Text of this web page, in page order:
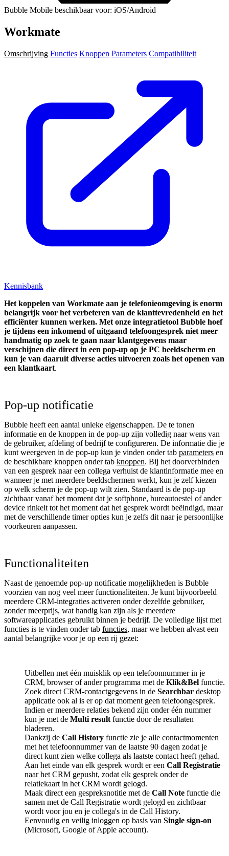
Bubble Mobile beschikbaar voor: iOS/Android
Workmate
Omschrijving Functies Knoppen Parameters Compatibiliteit
Kennisbank
Het koppelen van Workmate aan je telefonieomgeving is enorm
belangrijk voor het verbeteren van de klanttevredenheid en het
efficiënter kunnen werken. Met onze integratietool Bubble hoef
je tijdens een inkomend of uitgaand telefoongesprek niet meer
handmatig op zoek te gaan naar klantgegevens maar
verschijnen die direct in een pop-up op je PC beeldscherm en
kun je van daaruit diverse acties uitvoeren zoals het openen van
een klantkaart.
Pop-up notificatie
Bubble heeft een aantal unieke eigenschappen. De te tonen
informatie en de knoppen in de pop-up zijn volledig naar wens van
de gebruiker, afdeling of bedrijf te configureren. De informatie die je
kunt weergeven in de pop-up kun je vinden onder tab parameters en
de beschikbare knoppen onder tab knoppen. Bij het doorverbinden
van een gesprek naar een collega verhuist de klantinformatie mee en
wanneer je met meerdere beeldschermen werkt, kun je zelf kiezen
op welk scherm je de pop-up wilt zien. Standaard is de pop-up
zichtbaar vanaf het moment dat je softphone, bureautoestel of ander
device rinkelt tot het moment dat het gesprek wordt beëindigd, maar
met de verschillende timer opties kun je zelfs dit naar je persoonlijke
voorkeuren aanpassen.
Functionaliteiten
Naast de genoemde pop-up notificatie mogelijkheden is Bubble
voorzien van nog veel meer functionaliteiten. Je kunt bijvoorbeeld
meerdere CRM-integraties activeren onder dezelfde gebruiker,
zonder meerprijs, wat handig kan zijn als je meerdere
softwareapplicaties gebruikt binnen je bedrijf. De volledige lijst met
functies is te vinden onder tab functies, maar we hebben alvast een
aantal belangrijke voor je op een rij gezet:
Uitbellen met één muisklik op een telefoonnummer in je
CRM, browser of ander programma met de Klik&Bel functie.
Zoek direct CRM-contactgegevens in de Searchbar desktop
applicatie ook al is er op dat moment geen telefoongesprek.
Indien er meerdere relaties bekend zijn onder één nummer
kun je met de Multi result functie door de resultaten
bladeren.
Dankzij de Call History functie zie je alle contactmomenten
met het telefoonnummer van de laatste 90 dagen zodat je
direct kunt zien welke collega als laatste contact heeft gehad.
Aan het einde van elk gesprek wordt er een Call Registratie
naar het CRM gepusht, zodat elk gesprek onder de
relatiekaart in het CRM wordt gelogd.
Maak direct een gespreksnotitie met de Call Note functie die
samen met de Call Registratie wordt gelogd en zichtbaar
wordt voor jou en je collega's in de Call History.
Eenvoudig en veilig inloggen op basis van Single sign-on
(Microsoft, Google of Apple account).